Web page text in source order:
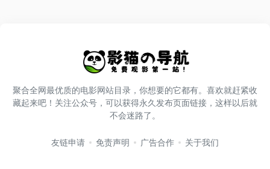
聚合全网最优质的电影网站目录，你想要的它都有。喜欢就赶紧收
藏起来吧！关注公众号，可以获得永久发布页面链接，这样以后就
不会迷路了。
友链申请 免责声明 广告合作 关于我们